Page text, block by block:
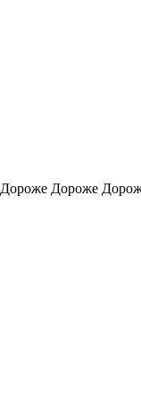
Дороже Дороже